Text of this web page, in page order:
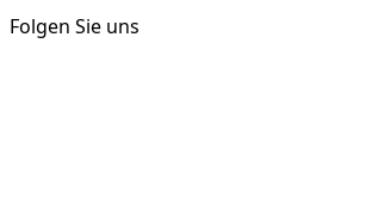
Folgen Sie uns